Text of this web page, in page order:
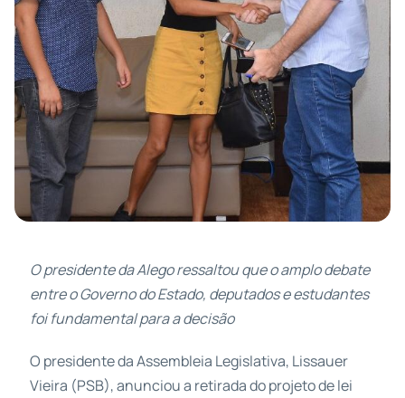
O presidente da Alego ressaltou que o amplo debate
entre o Governo do Estado, deputados e estudantes
foi fundamental para a decisão
O presidente da Assembleia Legislativa, Lissauer
Vieira (PSB), anunciou a retirada do projeto de lei